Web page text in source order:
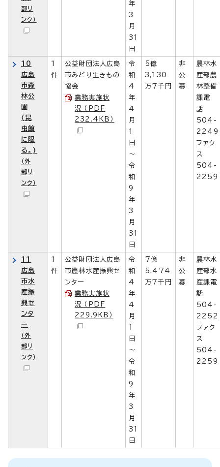
部リ
ンク）
年
3
月
31
日
10
広島
市森
林公
園
（昆
虫館
に限
る。)
（外
部リ
ンク）
1
件
公益財団法人広島
市みどり生きもの
協会
業務実施状
況 （PDF
232.4KB）
令
和
4
年
4
月
1
日
～
令
和
9
年
3
月
31
日
5億
3,130
万7千円
非
公
募
農林水
産部農
林整備
課電
話
504-
2249
ファク
ス
504-
2259
11
広島
市水
産振
興セ
ンタ
ー
（外
部リ
ンク）
1
件
公益財団法人広島
市農林水産振興セ
ンター
業務実施状
況 （PDF
229.9KB）
令
和
4
年
4
月
1
日
～
令
和
9
年
3
月
31
日
7億
5,474
万7千円
非
公
募
農林水
産部水
産課電
話
504-
2252
ファク
ス
504-
2259